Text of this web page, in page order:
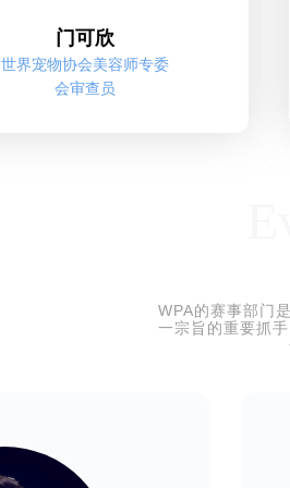
WPA的赛事部门
一宗旨的重要抓
门可欣
世界宠物协会美容师专委
会审查员